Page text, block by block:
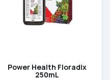
Power Health Floradix
250mL